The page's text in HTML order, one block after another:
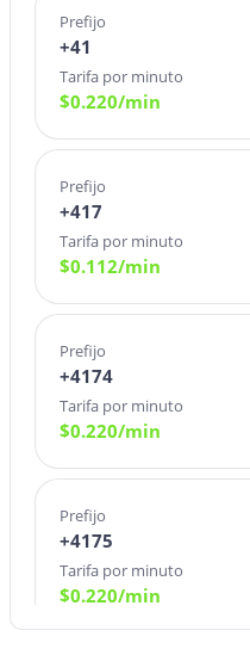
Prefijo
+41
Tarifa por minuto
$0.220/min
Prefijo
+417
Tarifa por minuto
$0.112/min
Prefijo
+4174
Tarifa por minuto
$0.220/min
Prefijo
+4175
Tarifa por minuto
$0.220/min